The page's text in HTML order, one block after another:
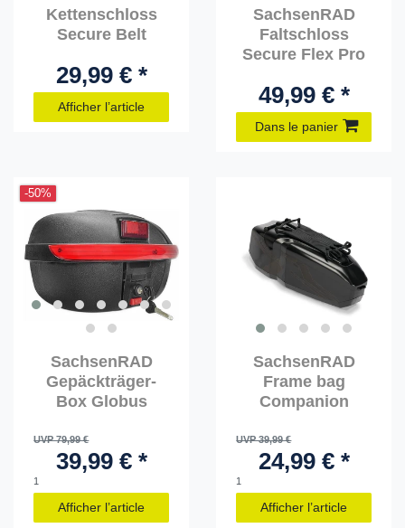
Kettenschloss
Secure Belt
29,99 € *
Afficher l’article
SachsenRAD
Faltschloss
Secure Flex Pro
49,99 € *
Dans le panier
-50%
SachsenRAD
Gepäckträger-
Box Globus
UVP 79,99 €
39,99 € *
1
Afficher l’article
SachsenRAD
Frame bag
Companion
UVP 39,99 €
24,99 € *
1
Afficher l’article